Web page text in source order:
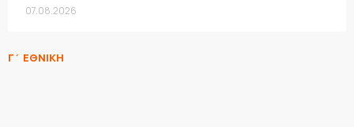
07.08.2026
Γ΄ ΕΘΝΙΚΗ